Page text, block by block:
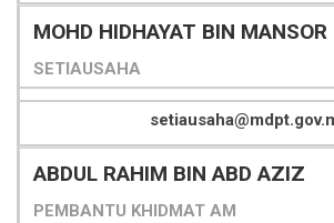
MOHD HIDHAYAT BIN MANSOR
SETIAUSAHA
ABDUL RAHIM BIN ABD AZIZ
PEMBANTU KHIDMAT AM